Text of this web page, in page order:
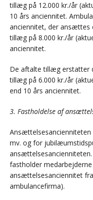
tillæg på 12.000 kr./år
10 års anciennitet.
anciennitet, der ansættes
tillæg på 8.000 kr./år
anciennitet.
De aftalte tillæg erstatter
tillæg på 6.000 kr./år
end 10 års anciennitet.
3. Fastholdelse af
Ansættelsesancienniteten
mv. og for
fastholder
ansættelsesanciennitet
ambulancefirma).